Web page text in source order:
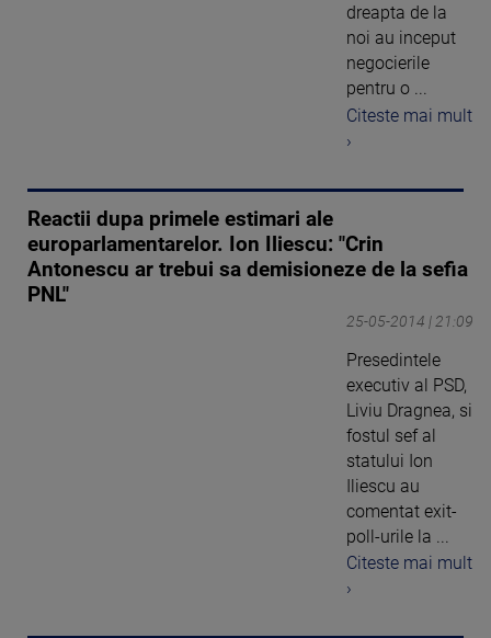
dreapta de la
noi au inceput
negocierile
pentru o ...
Citeste mai mult
›
Reactii dupa primele estimari ale
europarlamentarelor. Ion Iliescu: "Crin
Antonescu ar trebui sa demisioneze de la sefia
PNL"
25-05-2014 | 21:09
Presedintele
executiv al PSD,
Liviu Dragnea, si
fostul sef al
statului Ion
Iliescu au
comentat exit-
poll-urile la ...
Citeste mai mult
›